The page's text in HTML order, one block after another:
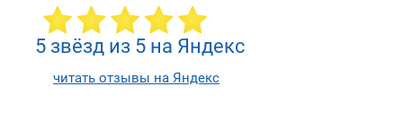
5 звёзд из 5 на Яндекс
читать отзывы на Яндекс